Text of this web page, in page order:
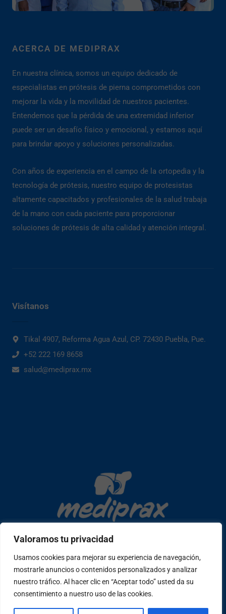
Valoramos tu privacidad
Usamos cookies para mejorar su experiencia de navegación,
mostrarle anuncios o contenidos personalizados y analizar
nuestro tráfico. Al hacer clic en “Aceptar todo” usted da su
consentimiento a nuestro uso de las cookies.
ACERCA DE MEDIPRAX
En nuestra clínica, somos un equipo dedicado de
especialistas en prótesis de pierna comprometidos con
mejorar la vida y la movilidad de nuestros pacientes.
Entendemos que la pérdida de una extremidad inferior
puede ser un desafío físico y emocional, y estamos aquí
para brindar apoyo y soluciones personalizadas.
Con años de experiencia en el campo de la ortopedia y la
tecnología de prótesis, nuestro equipo de protesistas
altamente capacitados y profesionales de la salud trabaja
de la mano con cada paciente para proporcionar
soluciones de prótesis de alta calidad y atención integral.
Copyright © 2026 mediprax | Web confeccionada en Sastrería
Web
Visítanos
Tikal 4907, Reforma Agua Azul, CP. 72430 Puebla, Pue.
+52 222 169 8658
salud@mediprax.mx